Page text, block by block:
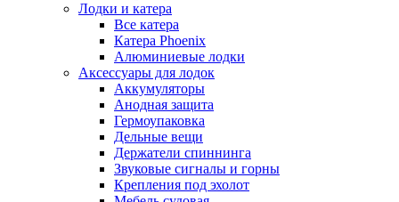
Лодки и катера
Все катера
Катера Phoenix
Алюминиевые лодки
Аксессуары для лодок
Аккумуляторы
Анодная защита
Гермоупаковка
Дельные вещи
Держатели спиннинга
Звуковые сигналы и горны
Крепления под эхолот